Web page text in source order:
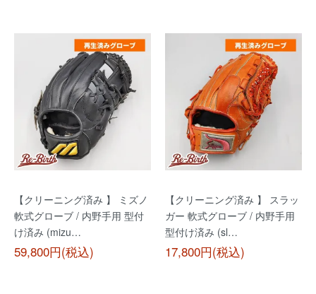
【クリーニング済み 】 ミズノ
軟式グローブ / 内野手用 型付
け済み (mizu…
59,800円(税込)
【クリーニング済み 】 スラッ
ガー 軟式グローブ / 内野手用
型付け済み (sl…
17,800円(税込)